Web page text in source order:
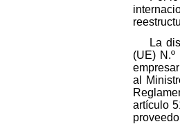
La
(UE)
al
artículo